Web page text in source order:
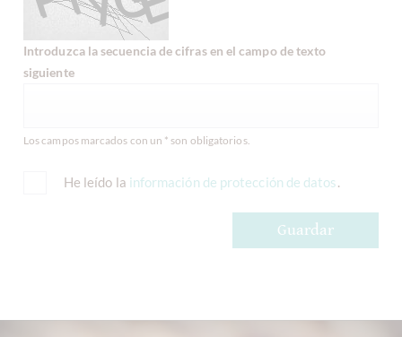
Introduzca la secuencia de cifras en el campo de texto
siguiente
Los campos marcados con un * son obligatorios.
He leído la información de protección de datos.
Guardar